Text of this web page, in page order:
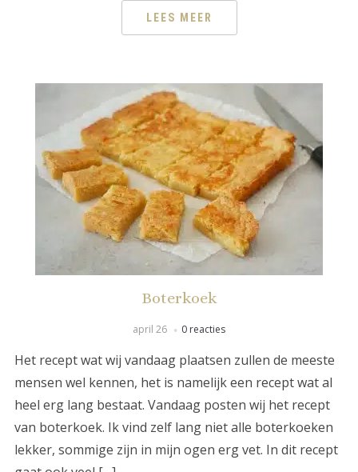
LEES MEER
Boterkoek
april 26 0 reacties
Het recept wat wij vandaag plaatsen zullen de meeste
mensen wel kennen, het is namelijk een recept wat al
heel erg lang bestaat. Vandaag posten wij het recept
van boterkoek. Ik vind zelf lang niet alle boterkoeken
lekker, sommige zijn in mijn ogen erg vet. In dit recept